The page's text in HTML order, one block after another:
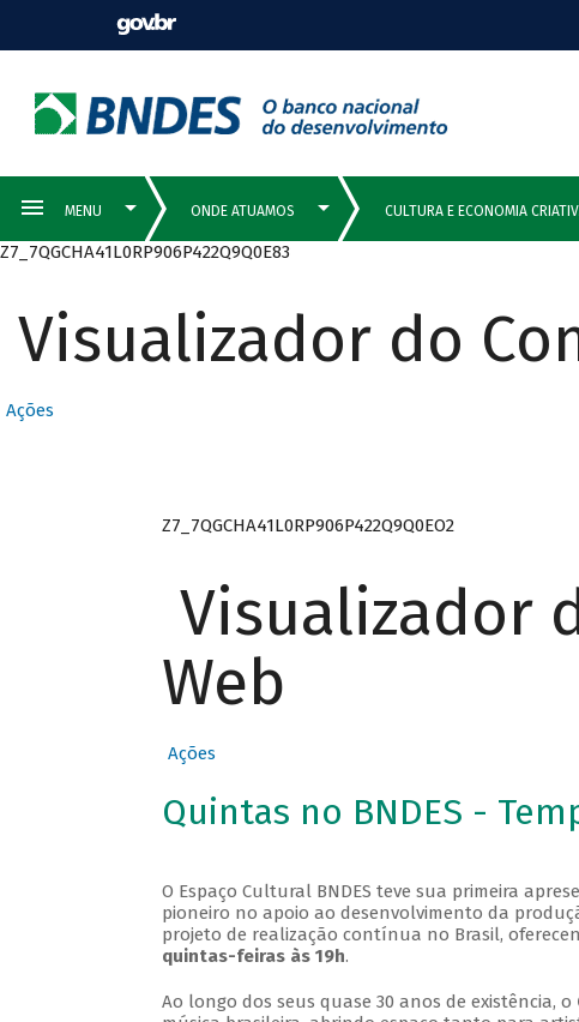
Z7_7QGCHA41L0RP906P422Q9Q0E83
Visualizador do
Ações
Z7_7QGCHA41L0RP906P422Q9Q0EO2
Visualizador
Web
Ações
Quintas no BNDES -
O Espaço Cultural BNDES teve sua primeira
pioneiro no apoio ao desenvolvimento da
projeto de realização contínua no Brasil,
quintas-feiras às 19h.
Ao longo dos seus quase 30 anos de existência, o